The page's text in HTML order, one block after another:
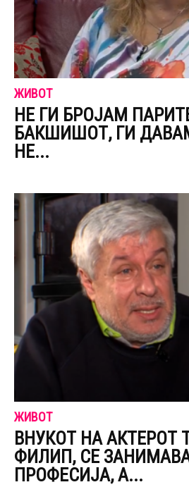
ЖИВОТ
НЕ ГИ БРОЈАМ
БАКШИШОТ, ГИ
НЕ...
ЖИВОТ
ВНУКОТ НА АКТЕРОТ
ФИЛИП, СЕ
ПРОФЕСИЈА, А...